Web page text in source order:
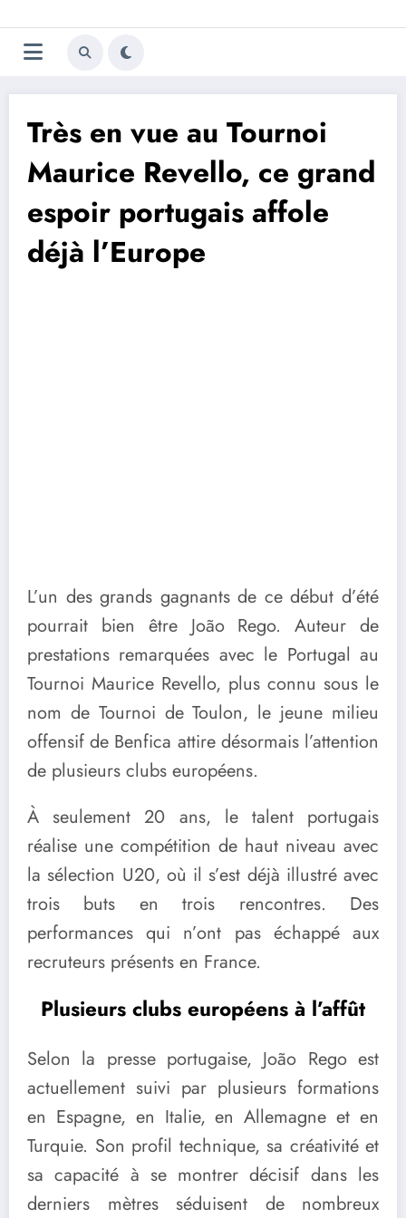
au
contenu
Trivela
L'actualité du football
Très en vue au Tournoi
Maurice Revello, ce grand
espoir portugais affole
déjà l’Europe
L’un des grands gagnants de ce début d’été
pourrait bien être João Rego. Auteur de
prestations remarquées avec le Portugal au
Tournoi Maurice Revello, plus connu sous le
nom de Tournoi de Toulon, le jeune milieu
offensif de Benfica attire désormais l’attention
de plusieurs clubs européens.
À seulement 20 ans, le talent portugais
réalise une compétition de haut niveau avec
la sélection U20, où il s’est déjà illustré avec
trois buts en trois rencontres. Des
performances qui n’ont pas échappé aux
recruteurs présents en France.
Plusieurs clubs européens à l’affût
Selon la presse portugaise, João Rego est
actuellement suivi par plusieurs formations
en Espagne, en Italie, en Allemagne et en
Turquie. Son profil technique, sa créativité et
sa capacité à se montrer décisif dans les
derniers mètres séduisent de nombreux